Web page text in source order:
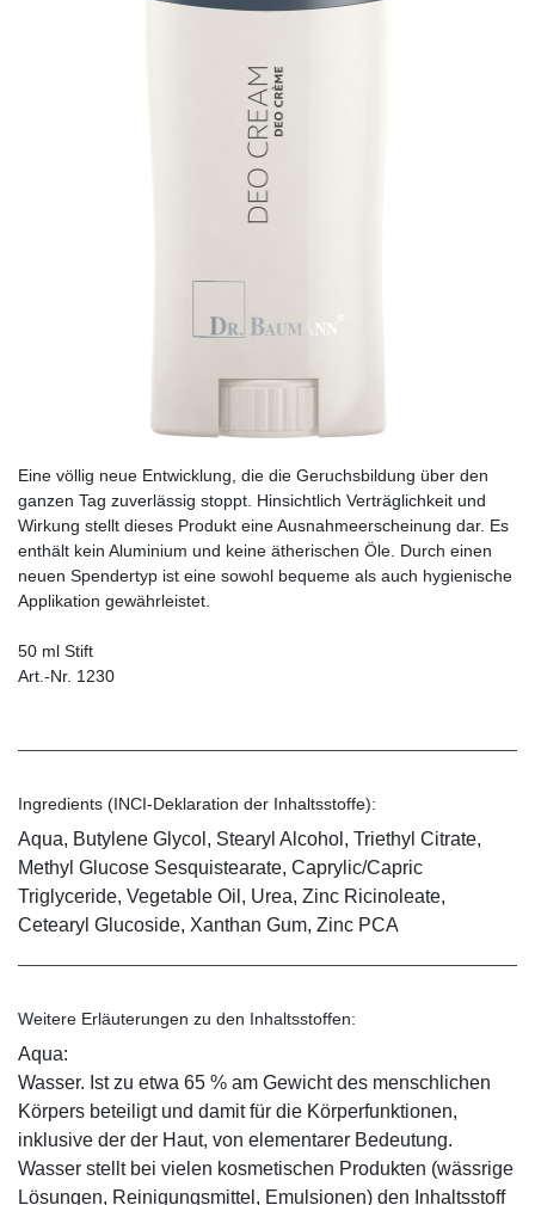
Eine völlig neue Entwicklung, die die Geruchsbildung über den
ganzen Tag zuverlässig stoppt. Hinsichtlich Verträglichkeit und
Wirkung stellt dieses Produkt eine Ausnahmeerscheinung dar. Es
enthält kein Aluminium und keine ätherischen Öle. Durch einen
neuen Spendertyp ist eine sowohl bequeme als auch hygienische
Applikation gewährleistet.
50 ml Stift
Art.-Nr. 1230
Ingredients (INCI-Deklaration der Inhaltsstoffe):
Aqua, Butylene Glycol, Stearyl Alcohol, Triethyl Citrate,
Methyl Glucose Sesquistearate, Caprylic/Capric
Triglyceride, Vegetable Oil, Urea, Zinc Ricinoleate,
Cetearyl Glucoside, Xanthan Gum, Zinc PCA
Weitere Erläuterungen zu den Inhaltsstoffen:
Aqua:
Wasser. Ist zu etwa 65 % am Gewicht des menschlichen
Körpers beteiligt und damit für die Körperfunktionen,
inklusive der der Haut, von elementarer Bedeutung.
Wasser stellt bei vielen kosmetischen Produkten (wässrige
Lösungen, Reinigungsmittel, Emulsionen) den Inhaltsstoff